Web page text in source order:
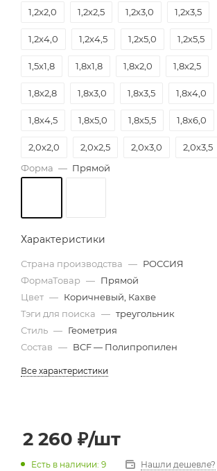
1,2х2,0 1,2х2,5 1,2х3,0 1,2х3,5
1,2х4,0 1,2х4,5 1,2х5,0 1,2х5,5
1,5х1,8 1,8х1,8 1,8х2,0 1,8х2,5
1,8х2,8 1,8х3,0 1,8х3,5 1,8х4,0
1,8х4,5 1,8х5,0 1,8х5,5 1,8х6,0
2,0х2,0 2,0х2,5 2,0х3,0 2,0х3,5
2,0х4,0 2,0х4,5
Форма — Прямой
Характеристики
Страна производства — РОССИЯ
ФормаТовар — Прямой
Цвет — Коричневый, Кахве
Тэги для поиска — треугольник
Стиль — Геометрия
Состав — BCF — Полипропилен
Все характеристики
2 260 ₽/шт
Есть в наличии: 9 Нашли дешевле?